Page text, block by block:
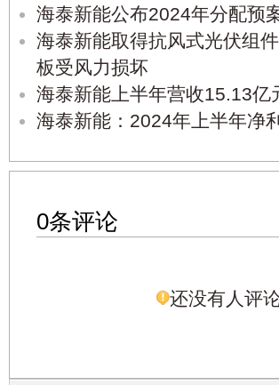
海泰新能公布2024年分配预
海泰新能取得抗风式光伏组
板受风力损坏
海泰新能上半年营收15.13
海泰新能：2024年上半年净
0条评论
还没有人评